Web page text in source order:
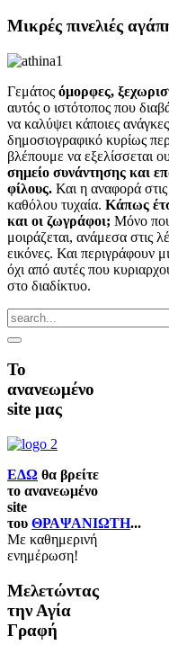
Μικρές πινελιές
Γεμάτος όμορφες,
αυτός ο ιστότοπος που
να καλύψει κάποιες
δημοσιογραφικό κυρίως
βλέπουμε να εξελίσσεται
σημείο συνάντησης και
φίλους. Και η αναφορά στις
καθόλου τυχαία. Κάπως
και οι ζωγράφοι; Μόνο
μοιράζεται, ανάμεσα στις
εικόνες. Και περιγράφουν
όχι από αυτές που
στο διαδίκτυο.
Το
ανανεωμένο
site μας
ΕΔΩ θα βρείτε
το ανανεωμένο
site
του ΘΡΑΨΑΝΙΩΤΗ...
Με καθημερινή
ενημέρωση!
Μελετώντας
την Αγία
Γραφή